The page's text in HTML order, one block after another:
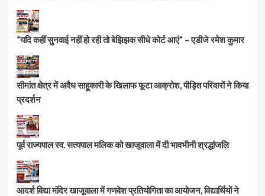
“यदि कहीं सुनवाई नहीं हो रही तो बेझिझक सीधे कोर्ट आएं” – एडीजे रमेश कुमार
सीमांत क्षेत्र में अवैध साहूकारी के खिलाफ फूटा आक्रोश, पीड़ित परिवारों ने किया
प्रदर्शन
पूर्व राज्यपाल स्व. सत्यपाल मलिक को खाजूवाला में दी भावभीनी श्रद्धांजलि
आदर्श विद्या मंदिर खाजूवाला में गणवेश प्रतियोगिता का आयोजन, विद्यार्थियों ने